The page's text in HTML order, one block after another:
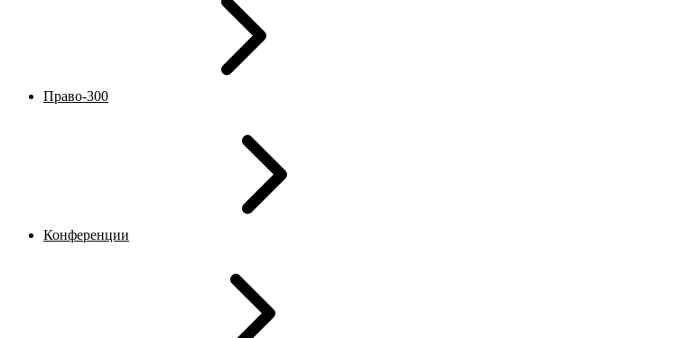
Право-300
Конференции